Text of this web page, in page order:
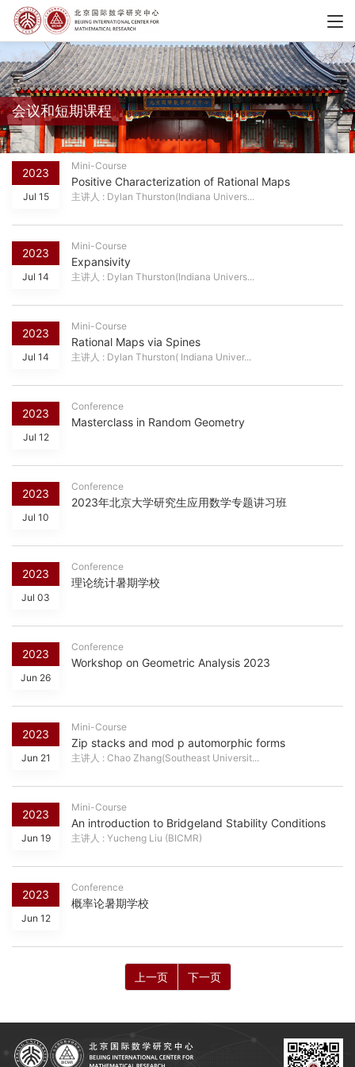
会议和短期课程
2023
Jul 15
Mini-Course
Positive Characterization of Rational Maps
主讲人 : Dylan Thurston(Indiana Univers...
2023
Jul 14
Mini-Course
Expansivity
主讲人 : Dylan Thurston(Indiana Univers...
2023
Jul 14
Mini-Course
Rational Maps via Spines
主讲人 : Dylan Thurston( Indiana Univer...
2023
Jul 12
Conference
Masterclass in Random Geometry
2023
Jul 10
Conference
2023年北京大学研究生应用数学专题讲习班
2023
Jul 03
Conference
理论统计暑期学校
2023
Jun 26
Conference
Workshop on Geometric Analysis 2023
2023
Jun 21
Mini-Course
Zip stacks and mod p automorphic forms
主讲人 : Chao Zhang(Southeast Universit...
2023
Jun 19
Mini-Course
An introduction to Bridgeland Stability Conditions
主讲人 : Yucheng Liu (BICMR)
2023
Jun 12
Conference
概率论暑期学校
上一页 下一页